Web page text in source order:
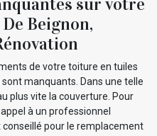
Beignon,
de votre toiture en tuiles
manquants. Dans une telle
plus vite la couverture. Pour
à un professionnel
pour le remplacement